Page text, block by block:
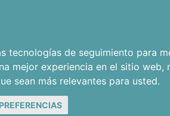
tecnologías de seguimiento para
mejor experiencia en el sitio web,
sean más relevantes para usted.